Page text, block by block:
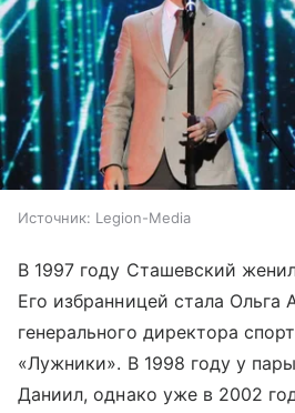
Источник: Legion-Media
В 1997 году Сташевский
Его избранницей стала Ольга
генерального директора
«Лужники». В 1998 году у
Даниил, однако уже в 2002